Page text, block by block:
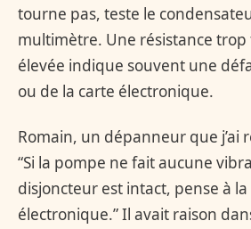
tourne pas, teste le
multimètre. Une résistance
élevée indique souvent une
ou de la carte électronique.
Romain, un dépanneur que j’ai
“Si la pompe ne fait aucune
disjoncteur est intact, pense à la
électronique.” Il avait raison